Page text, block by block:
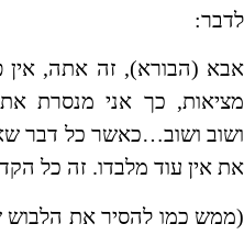
לדבר:
אבא (הבורא), זה אתה, אין
מציאות, כך אני מנסרת
ושוב ושוב…כאשר כל דבר
את אין עוד מלבדו. זה כל
(ממש כמו להסיר את הלבוש